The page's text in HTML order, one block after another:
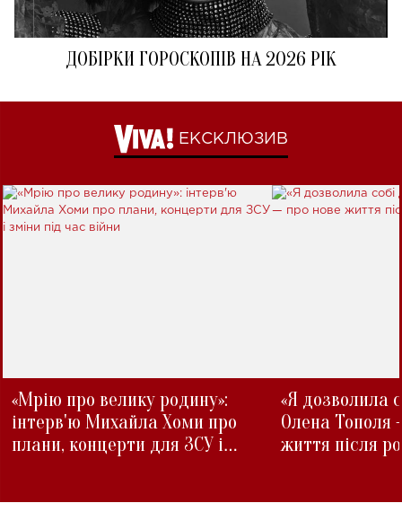
ДОБІРКИ ГОРОСКОПІВ НА 2026 РІК
ЕКСКЛЮЗИВ
«Мрію про велику родину»:
інтерв'ю Михайла Хоми про
плани, концерти для ЗСУ і
«Я дозволила
Олена Тополя
життя після